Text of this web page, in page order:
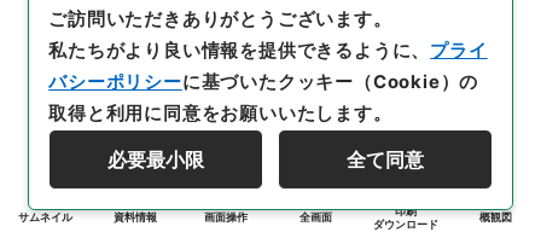
サムネイル 資料情報 画面操作 全画面
印刷
ダウンロード
概観図
ご訪問いただきありがとうございます。
私たちがより良い情報を提供できるように、 プライ
バシーポリシーに基づいたクッキー（Cookie）の
取得と利用に同意をお願いいたします。
必要最小限 全て同意